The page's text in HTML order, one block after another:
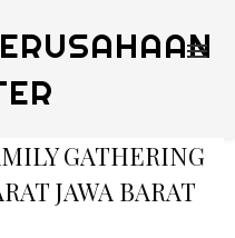
GATHERING
JAWA BARAT